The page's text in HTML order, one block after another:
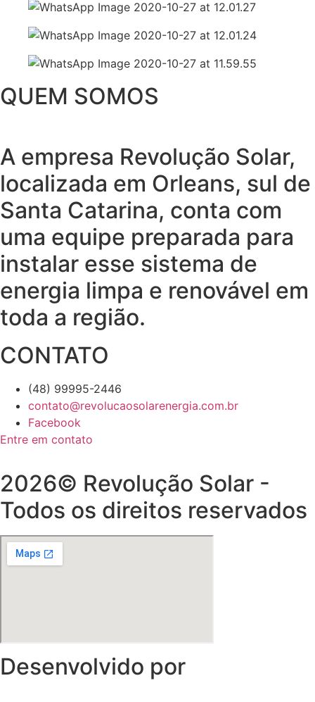
QUEM SOMOS
A empresa Revolução Solar,
localizada em Orleans, sul de
Santa Catarina, conta com
uma equipe preparada para
instalar esse sistema de
energia limpa e renovável em
toda a região.
CONTATO
(48) 99995-2446
contato@revolucaosolarenergia.com.br
Facebook
Entre em contato
2026© Revolução Solar -
Todos os direitos reservados
Desenvolvido por